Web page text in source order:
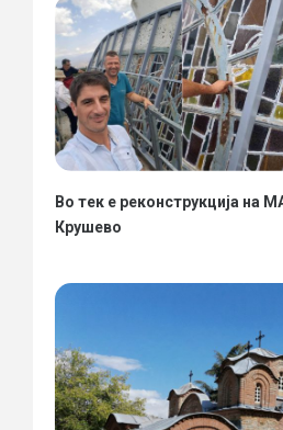
Во тек е реконструкција
Крушево